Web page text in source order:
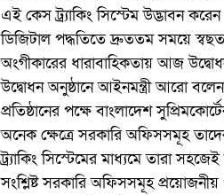
এই কেস ট্র্যাকিং সিস্টেম উদ্ভাবন
ডিজিটাল পদ্ধতিতে দ্রুততম সময়ে
অংগীকারের ধারাবাহিকতায় আজ
উদ্বোধন অনুষ্ঠানে আইনমন্ত্রী আরো
প্রতিষ্ঠানের পক্ষে বাংলাদেশ
অনেক ক্ষেত্রে সরকারি অফিসসমূহ
ট্র্যাকিং সিস্টেমের মাধ্যমে তারা
সংশ্লিষ্ট সরকারি অফিসসমূহ